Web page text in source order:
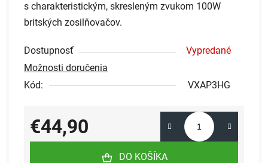
s charakteristickým, skresleným zvukom 100W
britských zosilňovačov.
Dostupnosť
Vypredané
Možnosti doručenia
Kód:
VXAP3HG
€44,90
Jednotková cena:
DO KOŠÍKA